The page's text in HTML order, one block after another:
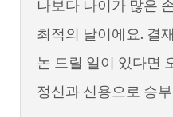
나보다 나이가 많은
최적의 날이에요. 결
논 드릴 일이 있다면
정신과 신용으로 승